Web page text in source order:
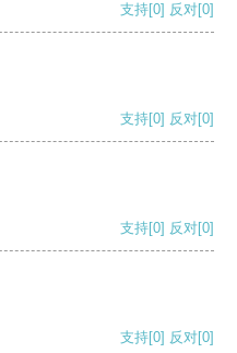
支持[0] 反对[0]
支持[0] 反对[0]
支持[0] 反对[0]
支持[0] 反对[0]